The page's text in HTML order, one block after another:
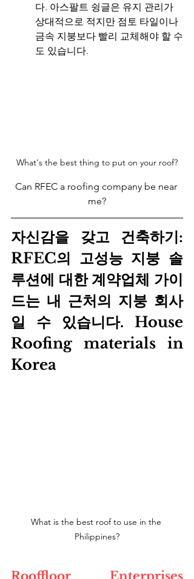
다. 아스팔트 슁글은 유지 관리가
상대적으로 적지만 점토 타일이나
금속 지붕보다 빨리 교체해야 할 수
도 있습니다.
What's the best thing to put on your roof?
Can RFEC a roofing company be near
me?
자신감을 갖고 건축하기:
RFEC의 고성능 지붕 솔
루션에 대한 계약업체 가이
드는 내 근처의 지붕 회사
일 수 있습니다. House
Roofing materials in
Korea
What is the best roof to use in the
Philippines?
Rooffloor Enterprises